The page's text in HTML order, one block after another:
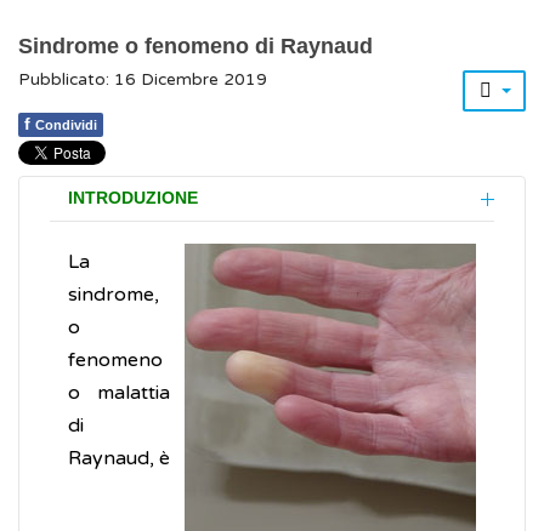
Sindrome o fenomeno di Raynaud
Pubblicato: 16 Dicembre 2019
f Condividi
INTRODUZIONE
La
sindrome,
o
fenomeno
o malattia
di
Raynaud, è